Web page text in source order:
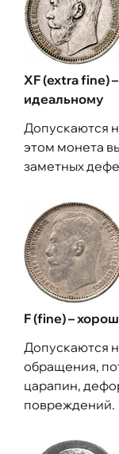
XF (extra fine)
идеальному
Допускаются
этом монета
заметных
F (fine) –
Допускаются
обращения,
царапин,
повреждений.